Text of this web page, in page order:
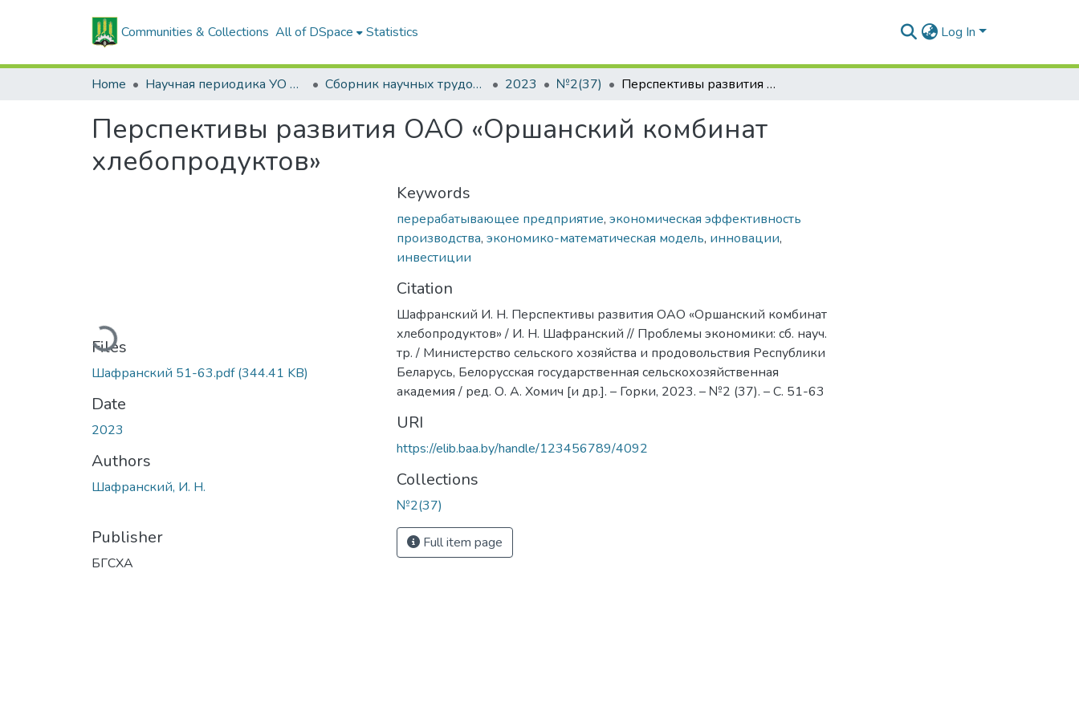
Communities & Collections All of DSpace Statistics Log In
Home Научная периодика УО БГСХА Сборник научных трудов "Проблемы экономики" 2023 №2(37) Перспективы развития ОАО «Оршанский комбинат хлебопродуктов»
Перспективы развития ОАО «Оршанский комбинат
хлебопродуктов»
Loading...
Files
Шафранский 51-63.pdf(344.41 KB)
Date
2023
Authors
Шафранский, И. Н.
Publisher
БГСХА
Keywords
перерабатывающее предприятие, экономическая эффективность
производства, экономико-математическая модель, инновации,
инвестиции
Citation
Шафранский И. Н. Перспективы развития ОАО «Оршанский комбинат
хлебопродуктов» / И. Н. Шафранский // Проблемы экономики: сб. науч.
тр. / Министерство сельского хозяйства и продовольствия Республики
Беларусь, Белорусская государственная сельскохозяйственная
академия / ред. О. А. Хомич [и др.]. – Горки, 2023. – №2 (37). – С. 51-63
URI
https://elib.baa.by/handle/123456789/4092
Collections
№2(37)
Full item page